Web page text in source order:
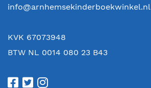
info@arnhemsekinderboekwinkel.nl
KVK 67073948
BTW NL 0014 080 23 B43